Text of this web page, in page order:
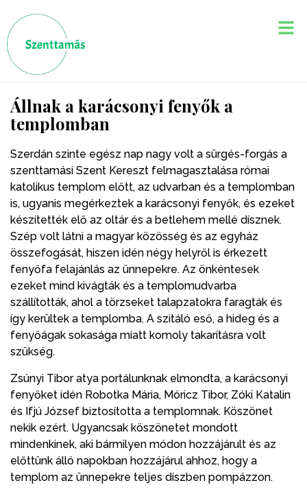
Állnak a karácsonyi fenyők a
templomban
Szerdán szinte egész nap nagy volt a sürgés-forgás a
szenttamási Szent Kereszt felmagasztalása római
katolikus templom előtt, az udvarban és a templomban
is, ugyanis megérkeztek a karácsonyi fenyők, és ezeket
készítették elő az oltár és a betlehem mellé dísznek.
Szép volt látni a magyar közösség és az egyház
összefogását, hiszen idén négy helyről is érkezett
fenyőfa felajánlás az ünnepekre. Az önkéntesek
ezeket mind kivágták és a templomudvarba
szállították, ahol a törzseket talapzatokra faragták és
így kerültek a templomba. A szitáló eső, a hideg és a
fenyőágak sokasága miatt komoly takarításra volt
szükség.
Zsúnyi Tibor atya portálunknak elmondta, a karácsonyi
fenyőket idén Robotka Mária, Móricz Tibor, Zóki Katalin
és Ifjú József biztosította a templomnak. Köszönet
nekik ezért. Ugyancsak köszönetet mondott
mindenkinek, aki bármilyen módon hozzájárult és az
előttünk álló napokban hozzájárul ahhoz, hogy a
templom az ünnepekre teljes díszben pompázzon.